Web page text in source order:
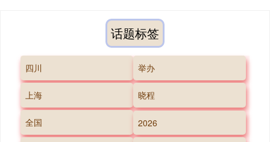
话题标签
四川 举办
上海 晓程
全国 2026